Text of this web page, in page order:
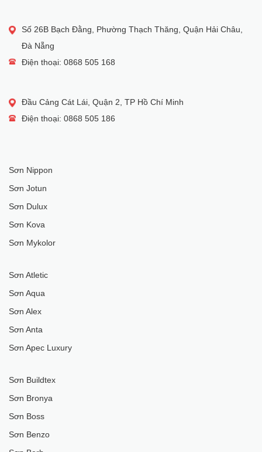
Số 26B Bạch Đằng, Phường Thạch Thăng, Quận Hải Châu,
Đà Nẵng
Điện thoại: 0868 505 168
Đầu Cảng Cát Lái, Quận 2, TP Hồ Chí Minh
Điện thoại: 0868 505 186
Sơn Nippon
Sơn Jotun
Sơn Dulux
Sơn Kova
Sơn Mykolor
Sơn Atletic
Sơn Aqua
Sơn Alex
Sơn Anta
Sơn Apec Luxury
Sơn Buildtex
Sơn Bronya
Sơn Boss
Sơn Benzo